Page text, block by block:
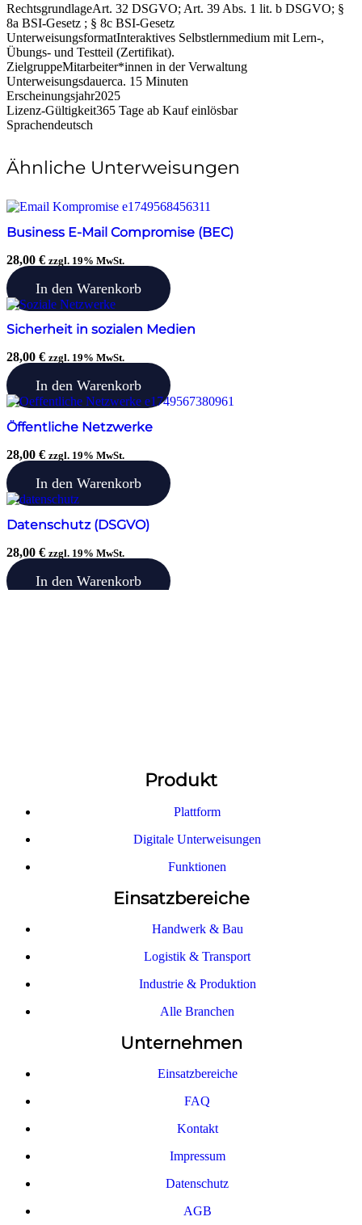
RechtsgrundlageArt. 32 DSGVO; Art. 39 Abs. 1 lit. b DSGVO; §
8a BSI-Gesetz ; § 8c BSI-Gesetz
UnterweisungsformatInteraktives Selbstlernmedium mit Lern-,
Übungs- und Testteil (Zertifikat).
ZielgruppeMitarbeiter*innen in der Verwaltung
Unterweisungsdauerca. 15 Minuten
Erscheinungsjahr2025
Lizenz-Gültigkeit365 Tage ab Kauf einlösbar
Sprachendeutsch
Ähnliche Unterweisungen
Business E-Mail Compromise (BEC)
28,00 € zzgl. 19% MwSt.
In den Warenkorb
Sicherheit in sozialen Medien
28,00 € zzgl. 19% MwSt.
In den Warenkorb
Öffentliche Netzwerke
28,00 € zzgl. 19% MwSt.
In den Warenkorb
Datenschutz (DSGVO)
28,00 € zzgl. 19% MwSt.
In den Warenkorb
Produkt
Plattform
Digitale Unterweisungen
Funktionen
Einsatzbereiche
Handwerk & Bau
Logistik & Transport
Industrie & Produktion
Alle Branchen
Unternehmen
Einsatzbereiche
FAQ
Kontakt
Impressum
Datenschutz
AGB